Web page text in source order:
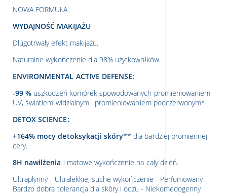
NOWA FORMUŁA
WYDAJNOŚĆ MAKIJAŻU
Długotrwały efekt makijażu.
Naturalne wykończenie dla 98% użytkowników.
ENVIRONMENTAL ACTIVE DEFENSE:
-99 % uszkodzeń komórek spowodowanych promieniowaniem
UV, światłem widzialnym i promieniowaniem podczerwonym*
DETOX SCIENCE:
+164% mocy detoksykacji skóry** dla bardziej promiennej
cery.
8H nawilżenia i matowe wykończenie na cały dzień.
Ultrapłynny - Ultralekkie, suche wykończenie - Perfumowany -
Bardzo dobra tolerancja dla skóry i oczu - Niekomedogenny